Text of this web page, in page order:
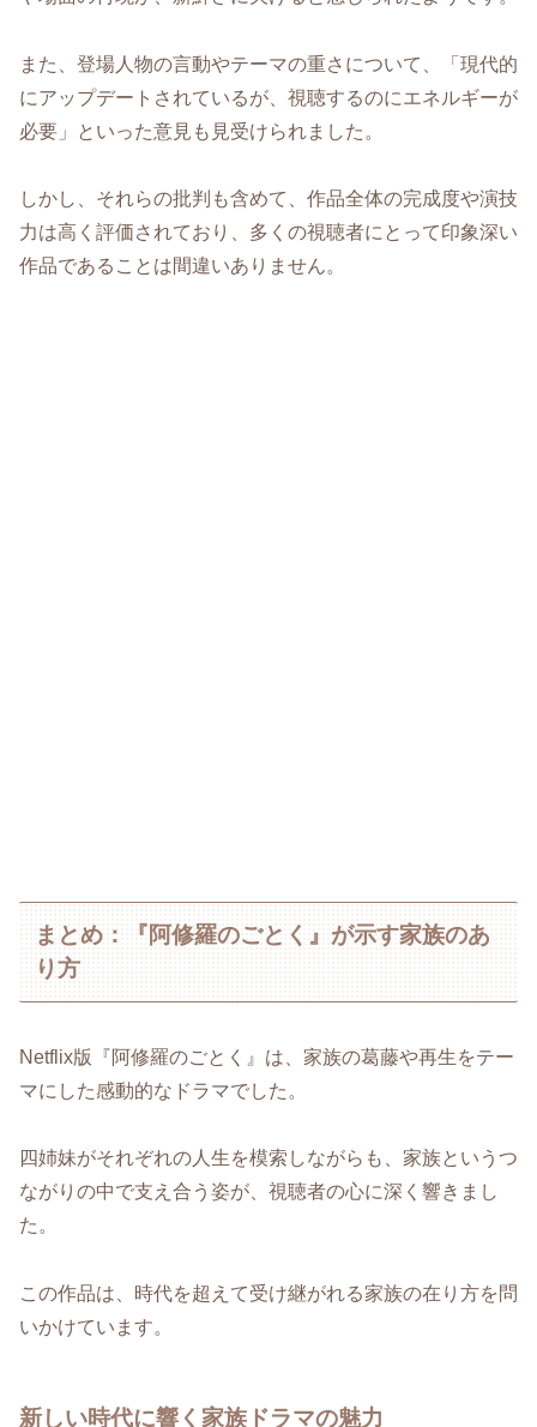
また、登場人物の言動やテーマの重さについて、「現代的
にアップデートされているが、視聴するのにエネルギーが
必要」といった意見も見受けられました。
しかし、それらの批判も含めて、作品全体の完成度や演技
力は高く評価されており、多くの視聴者にとって印象深い
作品であることは間違いありません。
まとめ：『阿修羅のごとく』が示す家族のあ
り方
Netflix版『阿修羅のごとく』は、家族の葛藤や再生をテー
マにした感動的なドラマでした。
四姉妹がそれぞれの人生を模索しながらも、家族というつ
ながりの中で支え合う姿が、視聴者の心に深く響きまし
た。
この作品は、時代を超えて受け継がれる家族の在り方を問
いかけています。
新しい時代に響く家族ドラマの魅力